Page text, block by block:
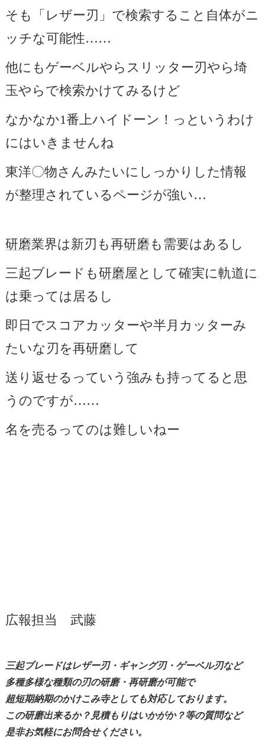
そも「レザー刃」で検索すること自体がニ
ッチな可能性……
他にもゲーベルやらスリッター刃やら埼
玉やらで検索かけてみるけど
なかなか1番上ハイドーン！っというわけ
にはいきませんね
東洋〇物さんみたいにしっかりした情報
が整理されているページが強い…
研磨業界は新刃も再研磨 も需要はあるし
三起ブレードも研磨屋として確実に軌道に
は乗っては居るし
即日でスコアカッターや半月カッターみ
たいな刃を再研磨 して
送り返せるっていう強みも持ってると思
うのですが……
名を売るってのは難しいねー
広報担当 武藤
三起ブレードはレザー刃・ギャング刃・ゲーベル刃など
多種多様な種類の刃の研磨・再研磨が可能で
超短期納期のかけこみ寺としても対応しております。
この研磨出来るか？見積もりはいかがか？等の質問など
是非お気軽にお問合せください。